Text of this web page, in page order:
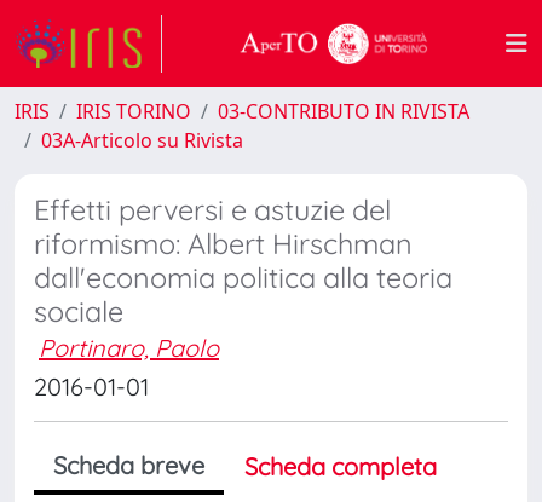
IRIS IRIS TORINO
03-CONTRIBUTO IN RIVISTA
03A-Articolo su Rivista
Effetti perversi e astuzie del
riformismo: Albert Hirschman
dall'economia politica alla teoria
sociale
Portinaro, Paolo
2016-01-01
Scheda breve
Scheda completa